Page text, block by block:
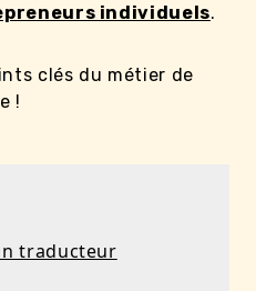
individuels.
clés du métier de
!
traducteur